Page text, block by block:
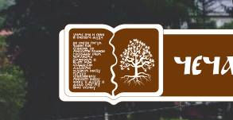
Skip
to
content
Skip
to
left
sidebar
Skip
to
footer